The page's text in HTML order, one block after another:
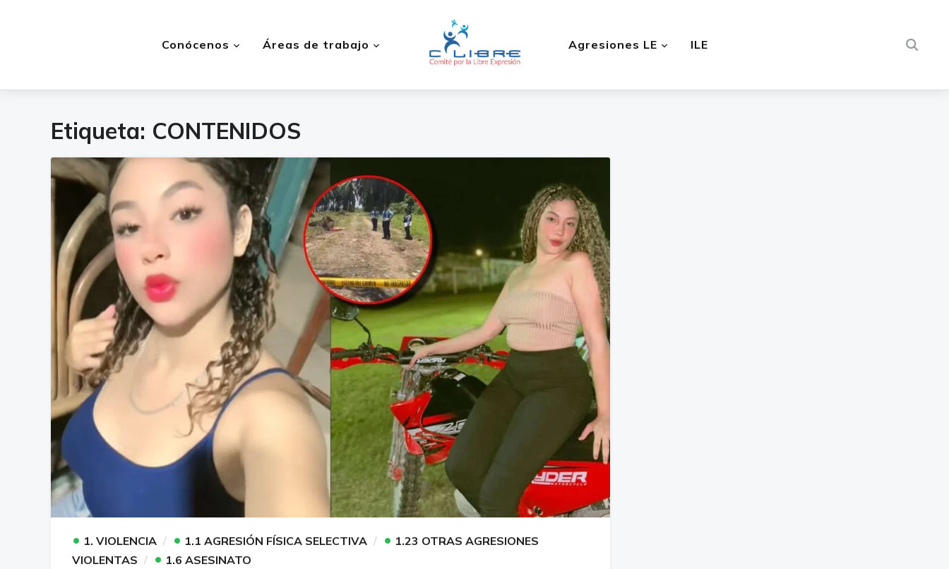
Conócenos Áreas de trabajo Agresiones LE ILE
Etiqueta: CONTENIDOS
• 1. VIOLENCIA • 1.1 AGRESIÓN FÍSICA SELECTIVA • 1.23 OTRAS AGRESIONES
VIOLENTAS
• 1.6 ASESINATO